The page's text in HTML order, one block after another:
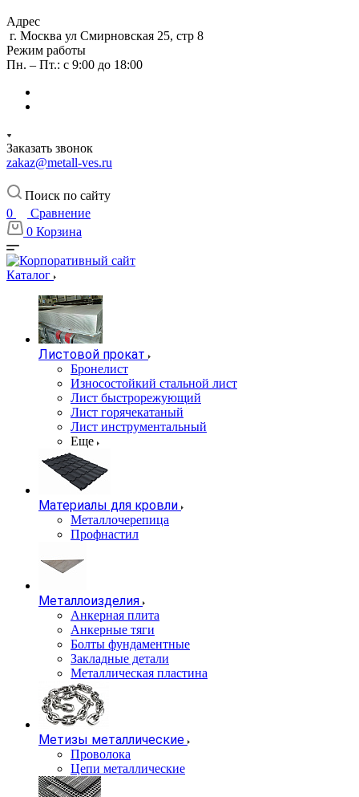
Адрес
г. Москва ул Смирновская 25, стр 8
Режим работы
Пн. – Пт.: с 9:00 до 18:00
Заказать звонок
zakaz@metall-ves.ru
Поиск по сайту
0
Сравнение
0 Корзина
Каталог
Листовой прокат
Бронелист
Износостойкий стальной лист
Лист быстрорежующий
Лист горячекатаный
Лист инструментальный
Еще
Материалы для кровли
Металлочерепица
Профнастил
Металлоизделия
Анкерная плита
Анкерные тяги
Болты фундаментные
Закладные детали
Металлическая пластина
Метизы металлические
Проволока
Цепи металлические